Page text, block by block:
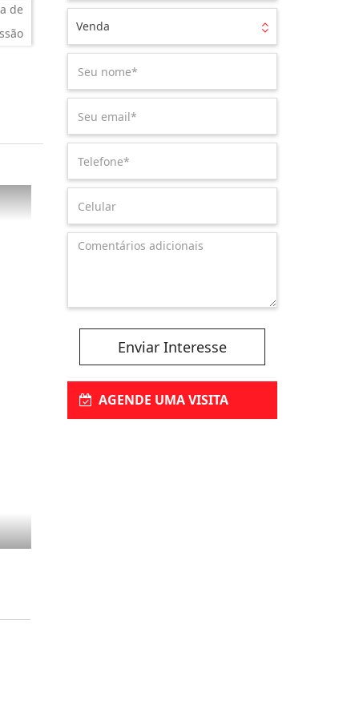
de
Venda
Enviar Interesse